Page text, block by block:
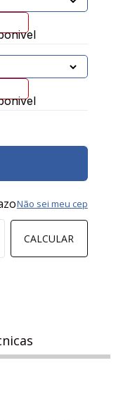
CALCULAR
Não sei meu cep